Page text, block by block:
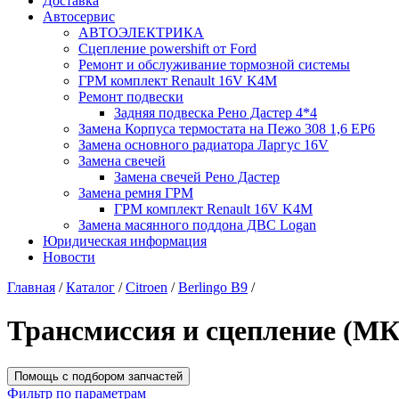
Автосервис
АВТОЭЛЕКТРИКА
Сцепление powershift от Ford
Ремонт и обслуживание тормозной системы
ГРМ комплект Renault 16V K4M
Ремонт подвески
Задняя подвеска Рено Дастер 4*4
Замена Корпуса термостата на Пежо 308 1,6 EP6
Замена основного радиатора Ларгус 16V
Замена свечей
Замена свечей Рено Дастер
Замена ремня ГРМ
ГРМ комплект Renault 16V K4M
Замена масянного поддона ДВС Logan
Юридическая информация
Новости
Главная / Каталог / Citroen / Berlingo B9 /
Трансмиссия и сцепление
Помощь с подбором запчастей
Фильтр по параметрам